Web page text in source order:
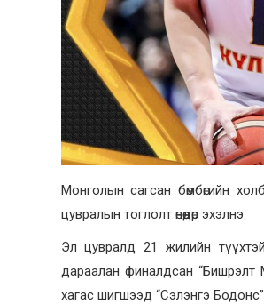
Монголын сагсан бөмбөгийн
цувралын тоглолт өнөөдөр эхэлнэ.
Эл цувралд 21 жилийн
дараалан финалдсан “Бишрэлт
хагас шигшээд “Сэлэнгэ